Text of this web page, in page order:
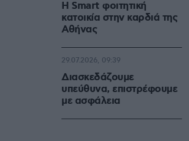
Η Smart φοιτητική
κατοικία στην καρδιά της
Αθήνας
Διασκεδάζουμε
υπεύθυνα, επιστρέφουμε
με ασφάλεια
29.07.2026, 09:39